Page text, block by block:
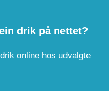
drik på nettet?
online hos udvalgte